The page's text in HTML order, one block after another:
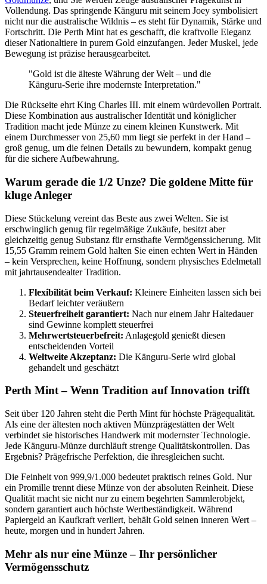
Vollendung. Das springende Känguru mit seinem Joey symbolisiert
nicht nur die australische Wildnis – es steht für Dynamik, Stärke und
Fortschritt. Die Perth Mint hat es geschafft, die kraftvolle Eleganz
dieser Nationaltiere in purem Gold einzufangen. Jeder Muskel, jede
Bewegung ist präzise herausgearbeitet.
"Gold ist die älteste Währung der Welt – und die
Känguru-Serie ihre modernste Interpretation."
Die Rückseite ehrt King Charles III. mit einem würdevollen Portrait.
Diese Kombination aus australischer Identität und königlicher
Tradition macht jede Münze zu einem kleinen Kunstwerk. Mit
einem Durchmesser von 25,60 mm liegt sie perfekt in der Hand –
groß genug, um die feinen Details zu bewundern, kompakt genug
für die sichere Aufbewahrung.
Warum gerade die 1/2 Unze? Die goldene Mitte für
kluge Anleger
Diese Stückelung vereint das Beste aus zwei Welten. Sie ist
erschwinglich genug für regelmäßige Zukäufe, besitzt aber
gleichzeitig genug Substanz für ernsthafte Vermögenssicherung. Mit
15,55 Gramm reinem Gold halten Sie einen echten Wert in Händen
– kein Versprechen, keine Hoffnung, sondern physisches Edelmetall
mit jahrtausendealter Tradition.
Flexibilität beim Verkauf: Kleinere Einheiten lassen sich bei
Bedarf leichter veräußern
Steuerfreiheit garantiert: Nach nur einem Jahr Haltedauer
sind Gewinne komplett steuerfrei
Mehrwertsteuerbefreit: Anlagegold genießt diesen
entscheidenden Vorteil
Weltweite Akzeptanz: Die Känguru-Serie wird global
gehandelt und geschätzt
Perth Mint – Wenn Tradition auf Innovation trifft
Seit über 120 Jahren steht die Perth Mint für höchste Prägequalität.
Als eine der ältesten noch aktiven Münzprägestätten der Welt
verbindet sie historisches Handwerk mit modernster Technologie.
Jede Känguru-Münze durchläuft strenge Qualitätskontrollen. Das
Ergebnis? Prägefrische Perfektion, die ihresgleichen sucht.
Die Feinheit von 999,9/1.000 bedeutet praktisch reines Gold. Nur
ein Promille trennt diese Münze von der absoluten Reinheit. Diese
Qualität macht sie nicht nur zu einem begehrten Sammlerobjekt,
sondern garantiert auch höchste Wertbeständigkeit. Während
Papiergeld an Kaufkraft verliert, behält Gold seinen inneren Wert –
heute, morgen und in hundert Jahren.
Mehr als nur eine Münze – Ihr persönlicher
Vermögensschutz